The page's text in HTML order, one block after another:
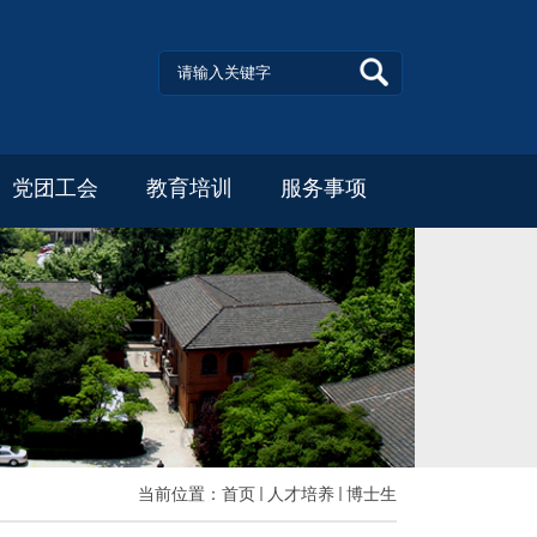
党团工会 教育培训 服务事项
当前位置： 首页 人才培养 博士生